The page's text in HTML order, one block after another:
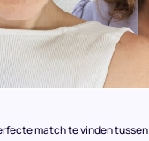
match te vinden